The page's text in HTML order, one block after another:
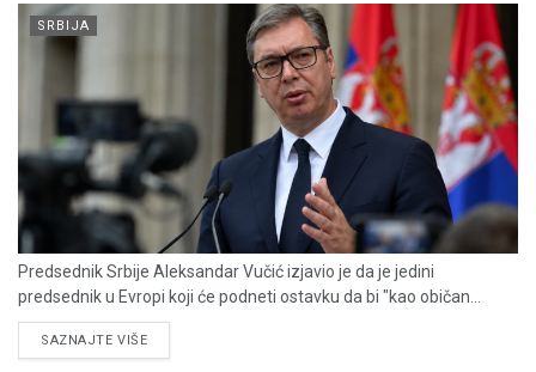
SRBIJA
Predsednik Srbije Aleksandar Vučić izjavio je da je jedini
predsednik u Evropi koji će podneti ostavku da bi "kao običan...
SAZNAJTE VIŠEDETAILS